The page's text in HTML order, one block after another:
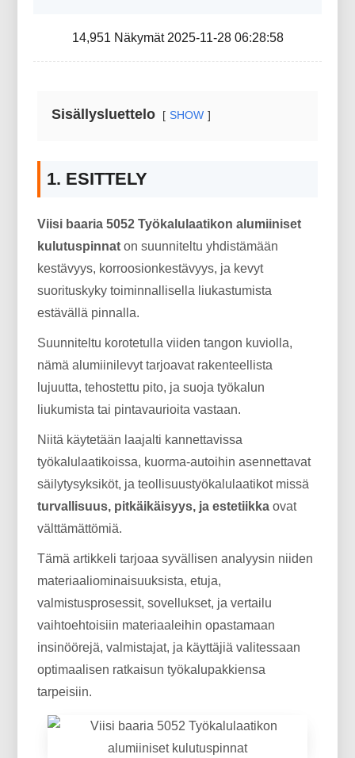
14,951 Näkymät 2025-11-28 06:28:58
Sisällysluettelo SHOW
1. ESITTELY
Viisi baaria 5052 Työkalulaatikon alumiiniset
kulutuspinnat on suunniteltu yhdistämään
kestävyys, korroosionkestävyys, ja kevyt
suorituskyky toiminnallisella liukastumista
estävällä pinnalla.
Suunniteltu korotetulla viiden tangon kuviolla,
nämä alumiinilevyt tarjoavat rakenteellista
lujuutta, tehostettu pito, ja suoja työkalun
liukumista tai pintavaurioita vastaan.
Niitä käytetään laajalti kannettavissa
työkalulaatikoissa, kuorma-autoihin asennettavat
säilytysyksiköt, ja teollisuustyökalulaatikot missä
turvallisuus, pitkäikäisyys, ja estetiikka ovat
välttämättömiä.
Tämä artikkeli tarjoaa syvällisen analyysin niiden
materiaaliominaisuuksista, etuja,
valmistusprosessit, sovellukset, ja vertailu
vaihtoehtoisiin materiaaleihin opastamaan
insinöörejä, valmistajat, ja käyttäjiä valitessaan
optimaalisen ratkaisun työkalupakkiensa
tarpeisiin.